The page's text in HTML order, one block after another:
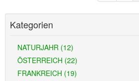
Kategorien
NATURJAHR (12)
ÖSTERREICH (22)
FRANKREICH (19)